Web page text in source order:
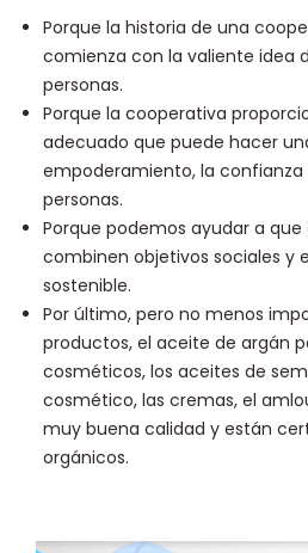
Porque la historia de una
comienza con la valiente idea
personas.
Porque la cooperativa
adecuado que puede hacer
empoderamiento, la
personas.
Porque podemos ayudar a
combinen objetivos sociales y
sostenible.
Por último, pero no menos
productos, el aceite de argán
cosméticos, los aceites de
cosmético, las cremas, el
muy buena calidad y están
orgánicos.